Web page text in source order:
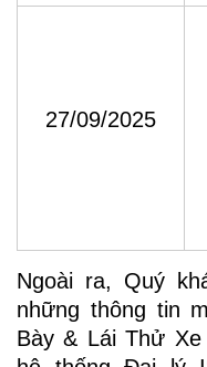
27/09/2025
Ngoài ra, Quý
những thông tin
Bày & Lái Thử